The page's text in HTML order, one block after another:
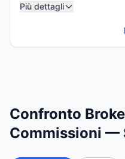
Più dettagli
Confronto
Commissioni —